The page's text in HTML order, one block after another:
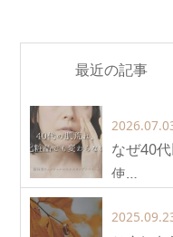
最近の記事
なぜ40
使…